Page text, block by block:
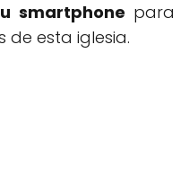
smartphone para
de esta iglesia.